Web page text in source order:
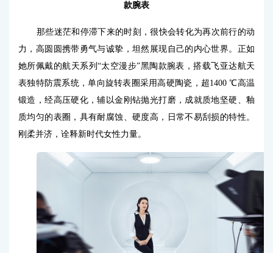
款腕表
那些迷茫和停滞下来的时刻，很快会转化为再次前行的动
力，高圆圆携带勇气与诚挚，坦然展现自己的内心世界。正如
她所佩戴的航天系列“太空漫步”黑陶款腕表，搭载飞亚达航天
表独特防震系统，单向旋转表圈采用高硬陶瓷，超1400 ℃高温
锻造，经高压硬化，辅以金刚钻抛光打磨，成就质地坚硬、釉
质均匀的表圈，具有耐腐蚀、硬度高，日常不易刮损的特性。
刚柔并济，诠释新时代女性力量。